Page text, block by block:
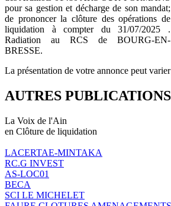
pour sa gestion et décharge de son mandat;
de prononcer la clôture des opérations de
liquidation à compter du 31/07/2025 .
Radiation au RCS de BOURG-EN-
BRESSE.
La présentation de votre annonce peut
AUTRES
La Voix de l'Ain
en Clôture de liquidation
LACERTAE-MINTAKA
RC.G INVEST
AS-LOC01
BECA
SCI LE MICHELET